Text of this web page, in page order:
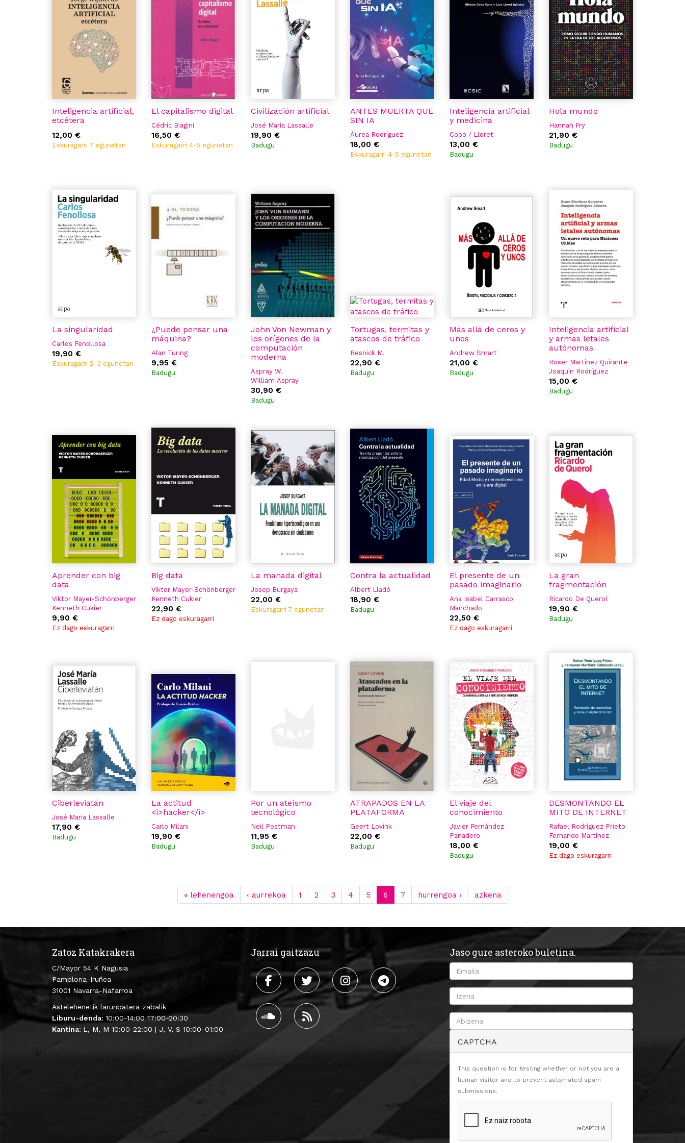
Inteligencia artificial,
etcétera
12,00 €
Eskuragarri 7 egunetan
El capitalismo digital
Cédric Biagini
16,50 €
Eskuragarri 4-5 egunetan
Civilización artificial
José María Lassalle
19,90 €
Badugu
ANTES MUERTA QUE
SIN IA
Àurea Rodríguez
18,00 €
Eskuragarri 4-5 egunetan
Inteligencia artificial
y medicina
Cobo / Lloret
13,00 €
Badugu
Hola mundo
Hannah Fry
21,90 €
Badugu
La singularidad
Carlos Fenollosa
19,90 €
Eskuragarri 2-3 egunetan
¿Puede pensar una
máquina?
Alan Turing
9,95 €
Badugu
John Von Newman y
los orígenes de la
computación
moderna
Aspray W.
William Aspray
30,90 €
Badugu
Tortugas, termitas y
atascos de tráfico
Resnick M.
22,90 €
Badugu
Más allá de ceros y
unos
Andrew Smart
21,00 €
Badugu
Inteligencia artificial
y armas letales
autónomas
Roser Martínez Quirante
Joaquín Rodríguez
Álvarez
15,00 €
Badugu
Aprender con big
data
Viktor Mayer-Schönberger
Kenneth Cukier
9,90 €
Ez dago eskuragarri
Big data
Viktor Mayer-Schönberger
Kenneth Cukier
22,90 €
Ez dago eskuragarri
La manada digital
Josep Burgaya
22,00 €
Eskuragarri 7 egunetan
Contra la actualidad
Albert Lladó
18,90 €
Badugu
El presente de un
pasado imaginario
Ana Isabel Carrasco
Manchado
Maria Jesus Fuente Perez
Alicia Montero Malaga
22,50 €
Ez dago eskuragarri
La gran
fragmentación
Ricardo De Querol
19,90 €
Badugu
Ciberleviatán
José María Lassalle
17,90 €
Badugu
La actitud
<i>hacker</i>
Carlo Milani
19,90 €
Badugu
Por un ateísmo
tecnológico
Neil Postman
11,95 €
Badugu
ATRAPADOS EN LA
PLATAFORMA
Geert Lovink
22,00 €
Badugu
El viaje del
conocimiento
Javier Fernández
Panadero
18,00 €
Badugu
DESMONTANDO EL
MITO DE INTERNET
Rafael Rodríguez Prieto
Fernando Martínez
Cabezudo
19,00 €
Ez dago eskuragarri
« lehenengoa ‹ aurrekoa 1 2 3 4 5 6 7 hurrengoa › azkena
Zatoz Katakrakera
C/Mayor 54 K Nagusia
Pamplona-Iruñea
31001 Navarra-Nafarroa
Astelehenetik larunbatera zabalik
Liburu-denda: 10:00-14:00 17:00-20:30
Kantina: L, M, M 10:00-22:00 | J, V, S 10:00-01:00
Jarrai gaitzazu Jaso gure asteroko buletina.
CAPTCHA
This question is for testing whether or not you are a
human visitor and to prevent automated spam
submissions.